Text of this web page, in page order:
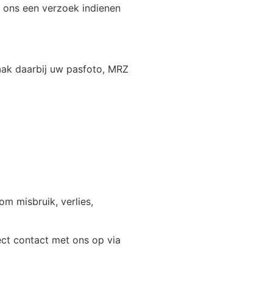
een verzoek indienen
daarbij uw pasfoto, MRZ
misbruik, verlies,
contact met ons op via